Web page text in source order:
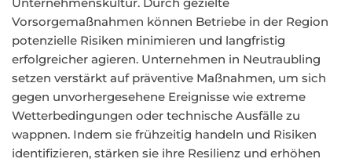
Vorsorgemaßnahmen können Betriebe in der Region
potenzielle Risiken minimieren und langfristig
erfolgreicher agieren. Unternehmen in Neutraubling
setzen verstärkt auf präventive Maßnahmen, um sich
gegen unvorhergesehene Ereignisse wie extreme
Wetterbedingungen oder technische Ausfälle zu
wappnen. Indem sie frühzeitig handeln und Risiken
identifizieren, stärken sie ihre Resilienz und erhöhen